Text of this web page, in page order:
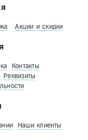
Акции и скидки
Контакты
Реквизиты
Наши клиенты